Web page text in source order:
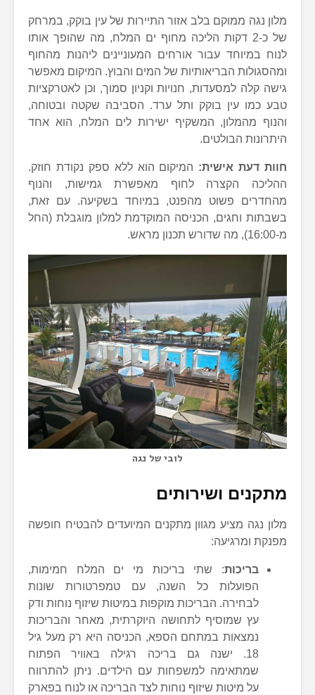
מלון נגה ממוקם בלב אזור התיירות של עין בוקק, במרחק
של כ-2 דקות הליכה מחוף ים המלח, מה שהופך אותו
לנוח במיוחד עבור אורחים המעוניינים ליהנות מהחוף
ומהסגולות הבריאותיות של המים והבוץ. המיקום מאפשר
גישה קלה למסעדות, חנויות וקניון סמוך, וכן לאטרקציות
טבע כמו עין בוקק ותל ערד. הסביבה שקטה ובטוחה,
והנוף מהמלון, המשקיף ישירות לים המלח, הוא אחד
היתרונות הבולטים.
חוות דעת אישית: המיקום הוא ללא ספק נקודת חוזק.
ההליכה הקצרה לחוף מאפשרת גמישות, והנוף
מהחדרים פשוט מהפנט, במיוחד בשקיעה. עם זאת,
בשבתות וחגים, הכניסה המוקדמת למלון מוגבלת (החל
מ-16:00), מה שדורש תכנון מראש.
לובי של נגה
מתקנים ושירותים
מלון נגה מציע מגוון מתקנים המיועדים להבטיח חופשה
מפנקת ומרגיעה:
בריכות: שתי בריכות מי ים המלח חמימות,
הפועלות כל השנה, עם טמפרטורות שונות
לבחירה. הבריכות מוקפות במיטות שיזוף נוחות ודק
עץ שמוסיף לתחושה היוקרתית, מאחר והבריכות
נמצאות במתחם הספא, הכניסה היא רק מעל גיל
18. ישנה גם בריכה רגילה באוויר הפתוח
שמתאימה למשפחות עם הילדים. ניתן להתרווח
על מיטות שיזוף נוחות לצד הבריכה או לנוח בפארק